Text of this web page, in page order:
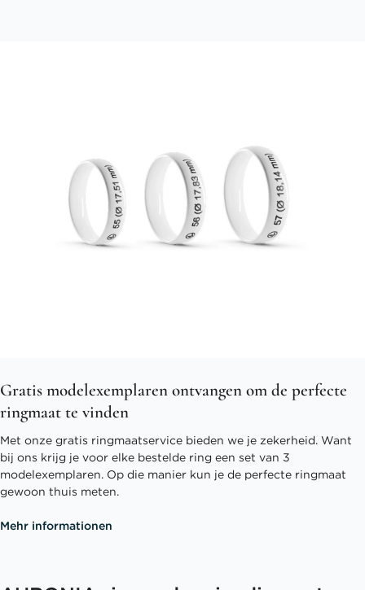
Gratis modelexemplaren ontvangen om de perfecte
ringmaat te vinden
Met onze gratis ringmaatservice bieden we je zekerheid. Want
bij ons krijg je voor elke bestelde ring een set van 3
modelexemplaren. Op die manier kun je de perfecte ringmaat
gewoon thuis meten.
Mehr informationen